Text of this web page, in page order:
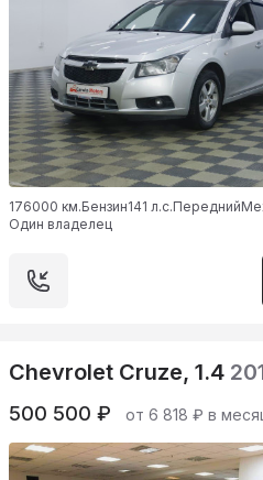
176000 км.Бензин141 л.с.Передний
Один владелец
Chevrolet Cruze, 1.4
500 500 ₽ от 6 818 ₽ в